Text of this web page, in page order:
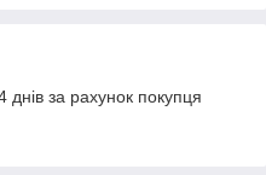
за рахунок покупця